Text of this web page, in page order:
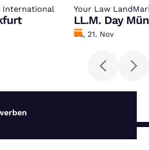
International Your Law
:
LL.M. Day
Datum
Sa, 21. Nov